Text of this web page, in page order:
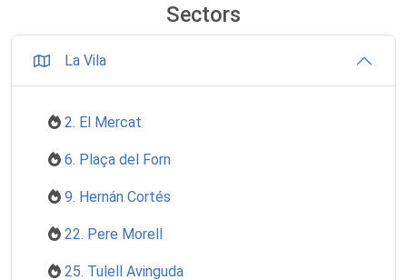
Sectors
La Vila
2. El Mercat
6. Plaça del Forn
9. Hernán Cortés
22. Pere Morell
25. Tulell Avinguda